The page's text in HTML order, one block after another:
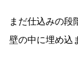
まだ仕込みの段
壁の中に埋め込